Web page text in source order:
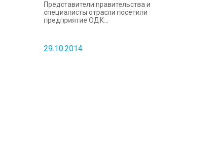
Представители правительства и
специалисты отрасли посетили
предприятие ОДК...
29.10.2014